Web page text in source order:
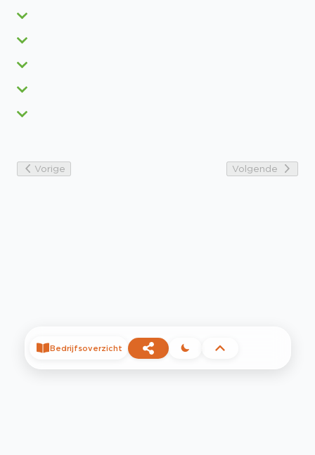
Vorige Volgende
Bedrijfsoverzicht